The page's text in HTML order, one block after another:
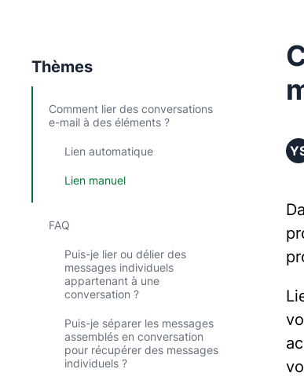
Thèmes
Comment lier des conversations
e-mail à des éléments ?
Lien automatique
Lien manuel
FAQ
Puis-je lier ou délier des
messages individuels
appartenant à une
conversation ?
Puis-je séparer les messages
assemblés en conversation
pour récupérer des messages
individuels ?